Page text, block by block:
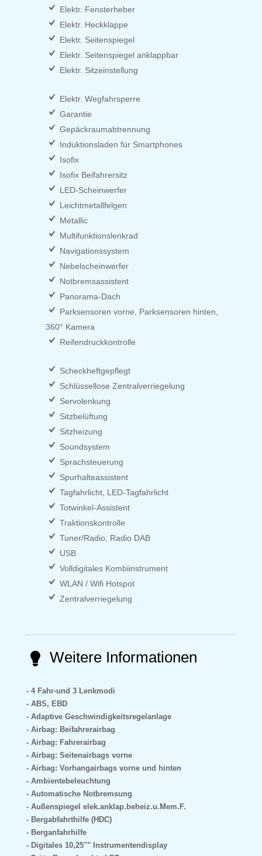
Elektr. Fensterheber
Elektr. Heckklappe
Elektr. Seitenspiegel
Elektr. Seitenspiegel anklappbar
Elektr. Sitzeinstellung
Elektr. Wegfahrsperre
Garantie
Gepäckraumabtrennung
Induktionsladen für Smartphones
Isofix
Isofix Beifahrersitz
LED-Scheinwerfer
Leichtmetallfelgen
Metallic
Multifunktionslenkrad
Navigationssystem
Nebelscheinwerfer
Notbremsassistent
Panorama-Dach
Parksensoren vorne, Parksensoren hinten,
360° Kamera
Reifendruckkontrolle
Scheckheftgepflegt
Schlüssellose Zentralverriegelung
Servolenkung
Sitzbelüftung
Sitzheizung
Soundsystem
Sprachsteuerung
Spurhalteassistent
Tagfahrlicht, LED-Tagfahrlicht
Totwinkel-Assistent
Traktionskontrolle
Tuner/Radio, Radio DAB
USB
Volldigitales Kombiinstrument
WLAN / Wifi Hotspot
Zentralverriegelung
Weitere Informationen
4 Fahr-und 3 Lenkmodi
ABS, EBD
Adaptive Geschwindigkeitsregelanlage
Airbag: Beifahrerairbag
Airbag: Fahrerairbag
Airbag: Seitenairbags vorne
Airbag: Vorhangairbags vorne und hinten
Ambientebeleuchtung
Automatische Notbremsung
Außenspiegel elek.anklap.beheiz.u.Mem.F.
Bergabfahrthilfe (HDC)
Berganfahrhilfe
Digitales 10,25"" Instrumentendisplay